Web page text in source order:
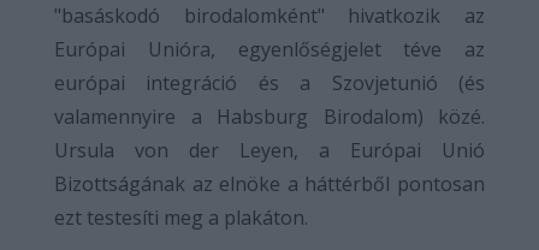
"basáskodó birodalomként" hivatkozik az
Európai Unióra, egyenlőségjelet téve az
európai integráció és a Szovjetunió (és
valamennyire a Habsburg Birodalom) közé.
Ursula von der Leyen, a Európai Unió
Bizottságának az elnöke a háttérből pontosan
ezt testesíti meg a plakáton.